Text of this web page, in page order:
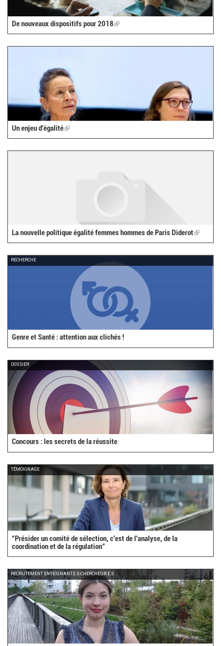
De nouveaux dispositifs pour 2018(link
is
Un enjeu d'égalité(link
is
La nouvelle politique égalité femmes hommes de Paris Diderot(link
is
RECHERCHE
Genre et Santé : attention aux clichés !
DOSSIER
Concours : les secrets de la réussite
TÉMOIGNAGE
"Présider un comité de sélection, c'est de l'analyse, de la
coordination et de la régulation"
RECRUTEMENT ENSEIGNANT.E.S-CHERCHEUR.E.S